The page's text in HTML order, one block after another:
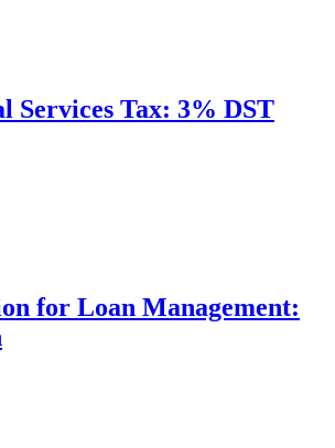
Services Tax: 3% DST
for Loan Management: